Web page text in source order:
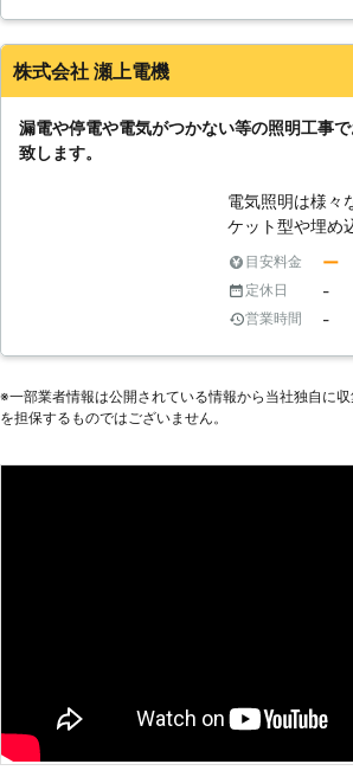
す。 現場の照
ていただくため
ございましたら
い合わせくださ
株式会社 瀬上電機
漏電や停電や電気がつかない等の照明工事
致します。
電気照明は様々
ケット型や埋め
など多彩です。
分で行うことが
が、その工事内
士の資格が無け
も必要な天井に
目安料金 ー
定休日 -
営業時間 -
※⼀部業者情報は公開されている情報から当社独⾃に
を担保するものではございません。